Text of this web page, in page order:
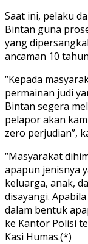
Saat ini, pelaku
Bintan guna
yang
ancaman 10
“Kepada
permainan judi
Bintan segera
pelapor akan
zero perjudian”,
“Masyarakat
apapun jenisnya
keluarga, anak,
disayangi.
dalam bentuk
ke Kantor Polisi
Kasi Humas.(*)